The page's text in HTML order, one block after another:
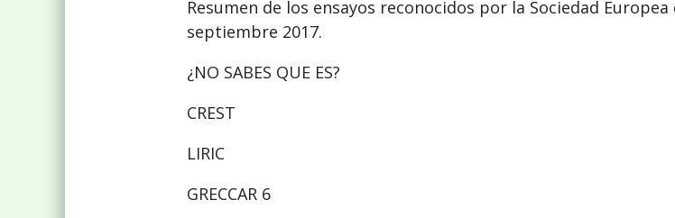
Resumen de los ensayos reconocidos por la Sociedad
septiembre 2017.
¿NO SABES QUE ES?
CREST
LIRIC
GRECCAR 6